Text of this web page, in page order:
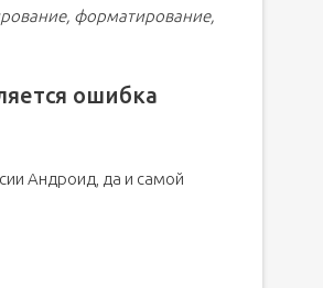
форматирование,
ошибка
Андроид, да и самой